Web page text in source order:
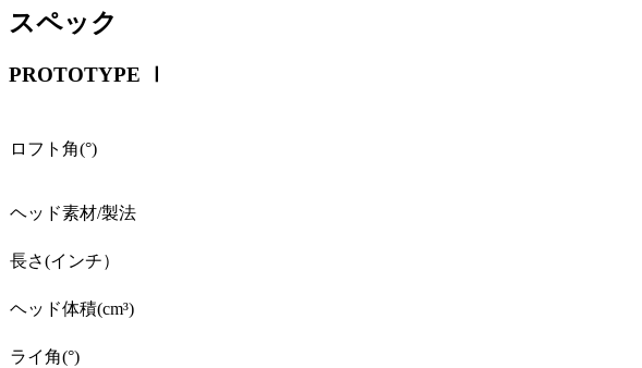
スペック
PROTOTYPE Ⅰ
ロフト角(°)
ヘッド素材/製法
長さ(インチ）
ヘッド体積(cm³)
ライ角(°)